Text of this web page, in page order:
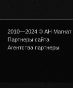
2010—2024 © АН Магнат
Партнеры сайта
Агентства партнеры